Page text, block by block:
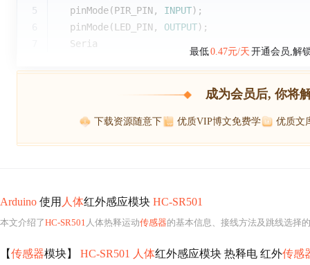
5
pinMode(PIR_PIN, INPUT);
pinMode(LED_PIN, OUTPUT);
  Seria
最低0.47元/天 开通会员,解
成为会员后, 你将
下载资源随意下 优质VIP博文免费学 优质文
Arduino 使用 人体红外感应模块 HC-SR501
本文介绍了HC-SR501 人体热释运动传感器的基本信息、接线方法及跳线选择的时间模
【传感器模块】 HC-SR501 人体红外感应模块 热释电 红外传感